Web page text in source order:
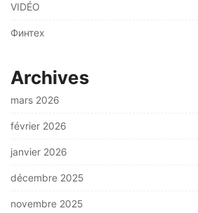
VIDÉO
Финтех
Archives
mars 2026
février 2026
janvier 2026
décembre 2025
novembre 2025